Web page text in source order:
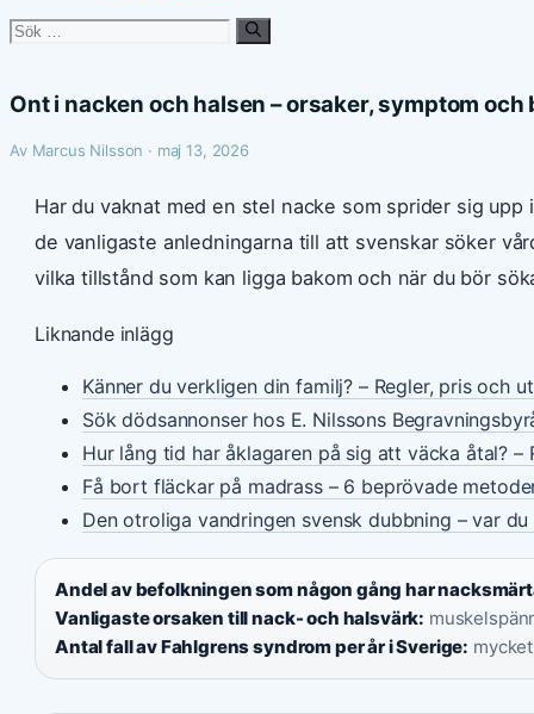
Sök
Ont i nacken och halsen – orsaker, symptom
Av Marcus Nilsson · maj 13, 2026
Har du vaknat med en stel nacke som sprider sig
de vanligaste anledningarna till att svenskar söker
vilka tillstånd som kan ligga bakom och när du bör
Liknande inlägg
Känner du verkligen din familj? – Regler, pris och
Sök dödsannonser hos E. Nilssons
Hur lång tid har åklagaren på sig att väcka åtal? –
Få bort fläckar på madrass – 6 beprövade
Den otroliga vandringen svensk dubbning – var
Andel av befolkningen som någon gång har
Vanligaste orsaken till nack- och halsvärk:
Antal fall av Fahlgrens syndrom per år i Sverige: